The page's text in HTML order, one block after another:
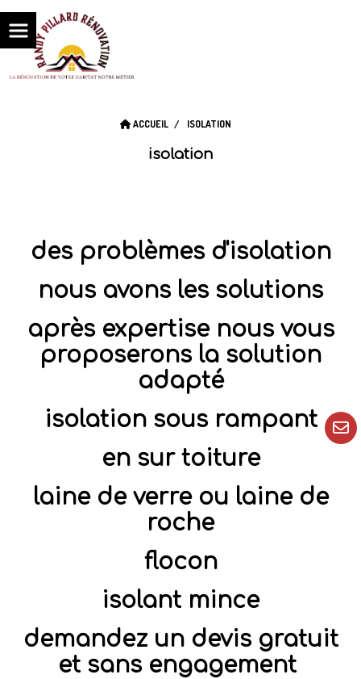
ACCUEIL ISOLATION
isolation
des problèmes d'isolation
nous avons les solutions
après expertise nous vous
proposerons la solution
adapté
isolation sous rampant
en sur toiture
laine de verre ou laine de
roche
flocon
isolant mince
demandez un devis gratuit
et sans engagement